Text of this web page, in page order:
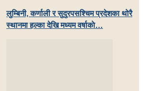
लुम्बिनी, कर्णाली र सुदुरपसश्चिम प्रदेशका थोरै
स्थानमा हल्का देखि मध्यम वर्षाकाे…